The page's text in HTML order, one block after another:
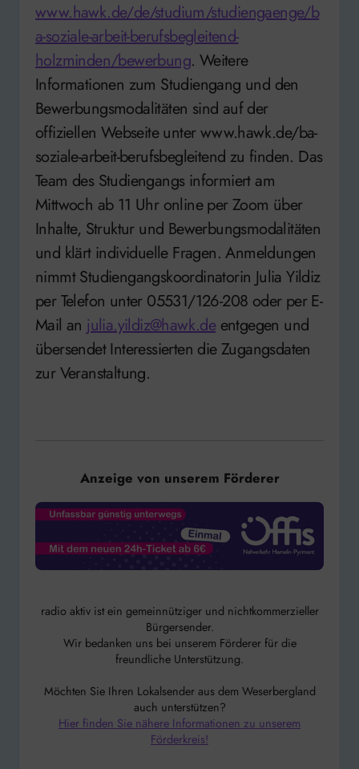
www.hawk.de/de/studium/studiengaenge/b
a-soziale-arbeit-berufsbegleitend-
holzminden/bewerbung. Weitere
Informationen zum Studiengang und den
Bewerbungsmodalitäten sind auf der
offiziellen Webseite unter www.hawk.de/ba-
soziale-arbeit-berufsbegleitend zu finden. Das
Team des Studiengangs informiert am
Mittwoch ab 11 Uhr online per Zoom über
Inhalte, Struktur und Bewerbungsmodalitäten
und klärt individuelle Fragen. Anmeldungen
nimmt Studiengangskoordinatorin Julia Yildiz
per Telefon unter 05531/126-208 oder per E-
Mail an julia.yildiz@hawk.deentgegen und
übersendet Interessierten die Zugangsdaten
zur Veranstaltung.
Anzeige von unserem Förderer
radio aktiv ist ein gemeinnütziger und nichtkommerzieller
Bürgersender.
Wir bedanken uns bei unserem Förderer für die
freundliche Unterstützung.
Möchten Sie Ihren Lokalsender aus dem Weserbergland
auch unterstützen?
Hier finden Sie nähere Informationen zu unserem
Förderkreis!